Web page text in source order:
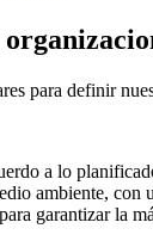
para definir
a lo
ambiente, con
garantizar la